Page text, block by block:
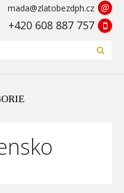
mada@zlatobezdph.cz @
+420 608 887 757